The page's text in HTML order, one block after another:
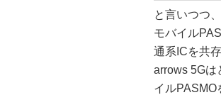
と言いつつ
モバイル
通系ICを共
arrows 5Gは
イルPASMO